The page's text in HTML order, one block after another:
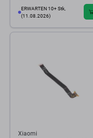
ERWARTEN 10+ Stk,
(11.08.2026)
Xiaomi